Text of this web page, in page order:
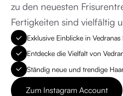
zu den neuesten
Fertigkeiten sind vielfältig
Exklusive Einblicke in
Entdecke die Vielfalt von
Ständig neue und trendige
Zum Instagram Account